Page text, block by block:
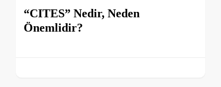
“CITES” Nedir, Neden
Önemlidir?